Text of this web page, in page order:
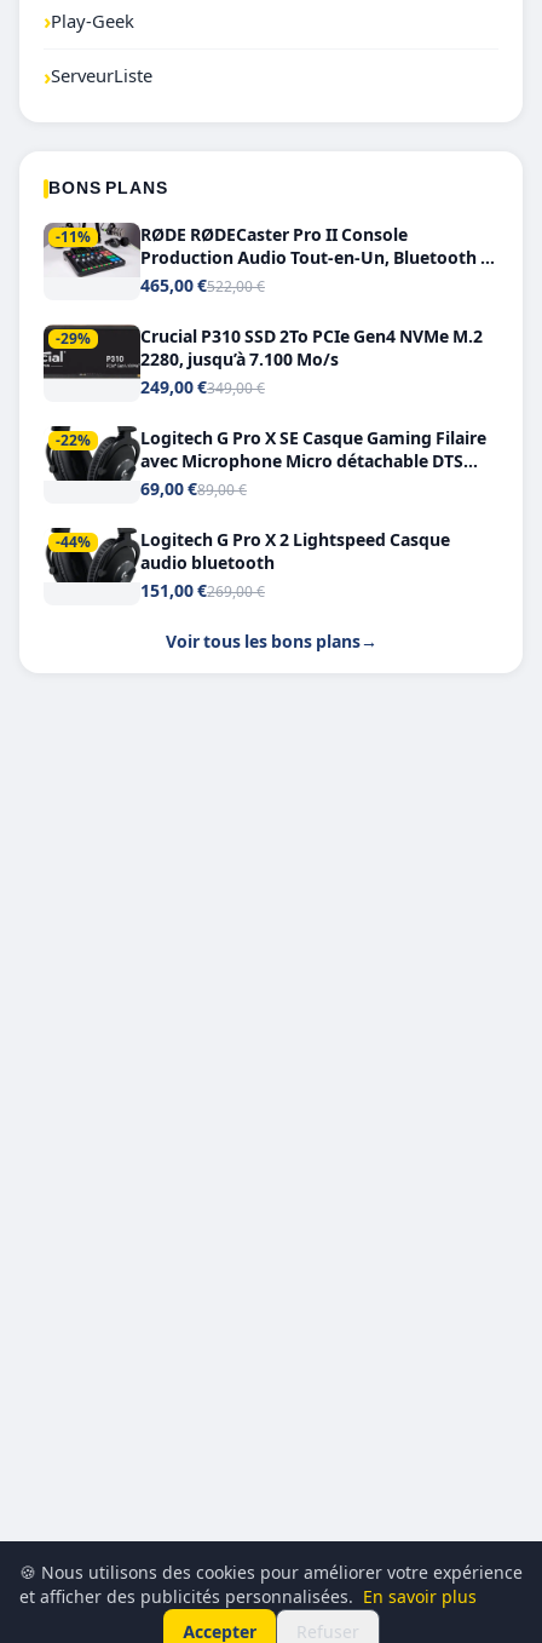
›Play-Geek
›ServeurListe
BONS PLANS
-11%
RØDE RØDECaster Pro II Console
Production Audio Tout-en-Un, Bluetooth et
Double USB-C
465,00 €522,00 €
-29%
Crucial P310 SSD 2To PCIe Gen4 NVMe M.2
2280, jusqu’à 7.100 Mo/s
249,00 €349,00 €
-22%
Logitech G Pro X SE Casque Gaming Filaire
avec Microphone Micro détachable DTS
Headphone X 7.1
69,00 €89,00 €
-44%
Logitech G Pro X 2 Lightspeed Casque
audio bluetooth
151,00 €269,00 €
Voir tous les bons plans→
🍪 Nous utilisons des cookies pour améliorer votre expérience
et afficher des publicités personnalisées. En savoir plus
Accepter
Refuser